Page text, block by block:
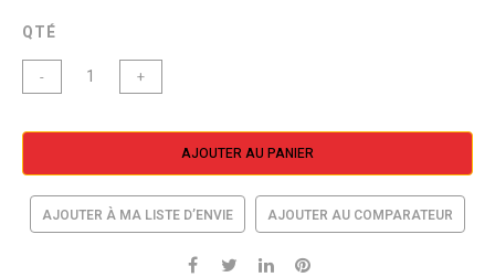
QTÉ
- +
AJOUTER AU PANIER
AJOUTER À MA LISTE D’ENVIE AJOUTER AU COMPARATEUR